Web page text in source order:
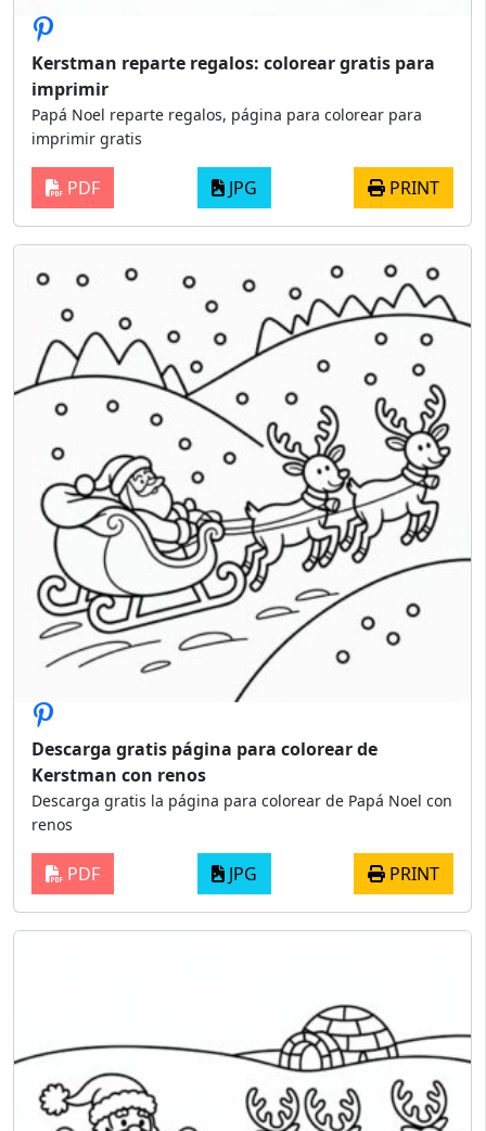
Kerstman reparte regalos: colorear gratis para
imprimir
Papá Noel reparte regalos, página para colorear para
imprimir gratis
PDF JPG PRINT
Descarga gratis página para colorear de
Kerstman con renos
Descarga gratis la página para colorear de Papá Noel con
renos
PDF JPG PRINT